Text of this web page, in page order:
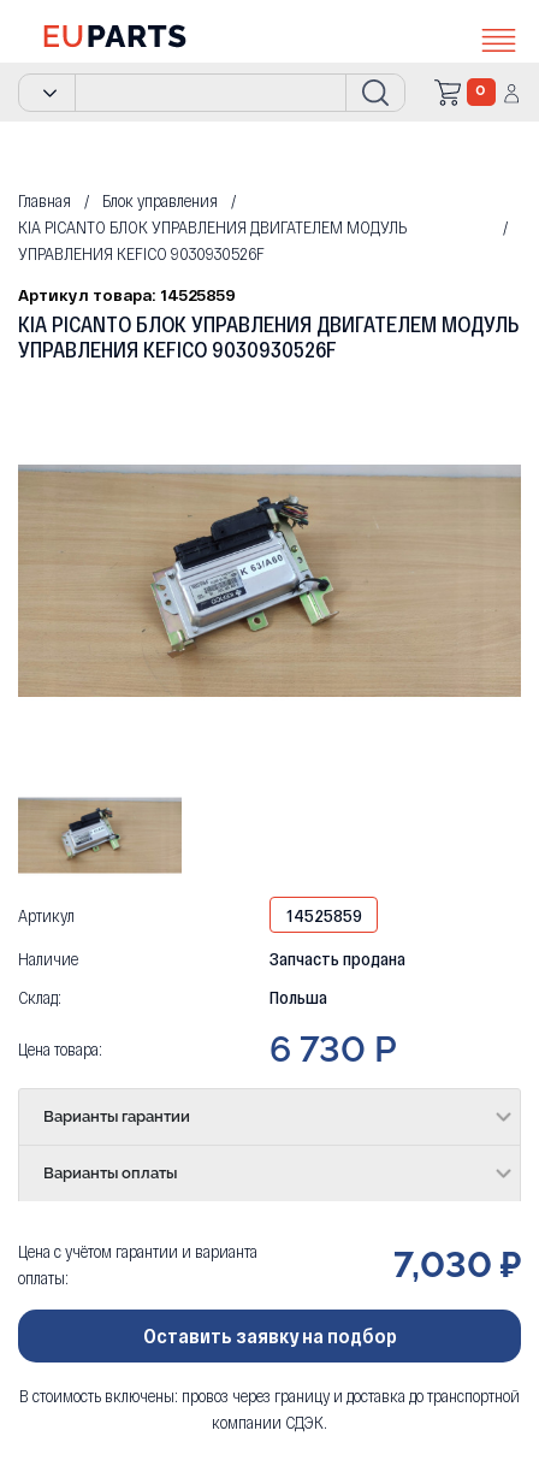
0
Главная
Блок управления
KIA PICANTO БЛОК УПРАВЛЕНИЯ ДВИГАТЕЛЕМ МОДУЛЬ
УПРАВЛЕНИЯ KEFICO 9030930526F
Артикул товара: 14525859
KIA PICANTO БЛОК УПРАВЛЕНИЯ ДВИГАТЕЛЕМ МОДУЛЬ
УПРАВЛЕНИЯ KEFICO 9030930526F
Артикул
14525859
Наличие
Запчасть продана
Склад:
Польша
Цена товара: 6 730 Р
Варианты гарантии
Варианты оплаты
Цена с учётом гарантии и варианта
оплаты:
7,030 ₽
Оставить заявку на подбор
В стоимость включены: провоз через границу и доставка до транспортной
компании СДЭК.